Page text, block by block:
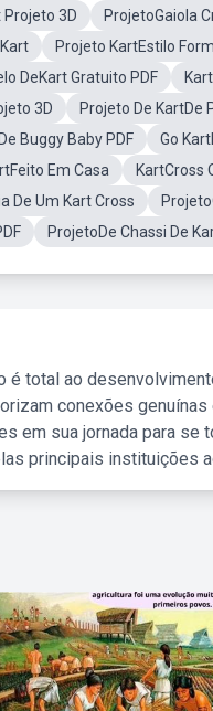
Projeto 3D ProjetoGaiola
Projeto KartEstilo
DeKart Gratuito PDF
3D
Projeto De KartDe
Buggy Baby PDF Go
Em Casa KartCross
De Um Kart Cross
ProjetoDe Chassi De
é total ao
conexões
em sua jornada para se
principais instituições